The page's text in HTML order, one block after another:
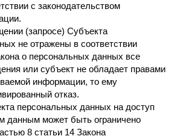
с законодательством
(запросе) Субъекта
не отражены в соответствии
о персональных данных все
или субъект не обладает правами
информации, то ему
отказ.
персональных данных на доступ
данным может быть ограничено
8 статьи 14 Закона